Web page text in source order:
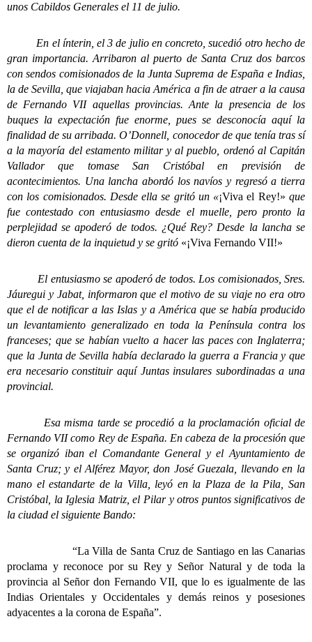
unos Cabildos Generales el 11 de julio.
En el ínterin, el 3 de julio en concreto, sucedió otro hecho de
gran importancia. Arribaron al puerto de Santa Cruz dos barcos
con sendos comisionados de la Junta Suprema de España e Indias,
la de Sevilla, que viajaban hacia América a fin de atraer a la causa
de Fernando VII aquellas provincias. Ante la presencia de los
buques la expectación fue enorme, pues se desconocía aquí la
finalidad de su arribada. O’Donnell, conocedor de que tenía tras sí
a la mayoría del estamento militar y al pueblo, ordenó al Capitán
Vallador que tomase San Cristóbal en previsión de
acontecimientos. Una lancha abordó los navíos y regresó a tierra
con los comisionados. Desde ella se gritó un «¡Viva el Rey!» que
fue contestado con entusiasmo desde el muelle, pero pronto la
perplejidad se apoderó de todos. ¿Qué Rey? Desde la lancha se
dieron cuenta de la inquietud y se gritó «¡Viva Fernando VII!»
El entusiasmo se apoderó de todos. Los comisionados, Sres.
Jáuregui y Jabat, informaron que el motivo de su viaje no era otro
que el de notificar a las Islas y a América que se había producido
un levantamiento generalizado en toda la Península contra los
franceses; que se habían vuelto a hacer las paces con Inglaterra;
que la Junta de Sevilla había declarado la guerra a Francia y que
era necesario constituir aquí Juntas insulares subordinadas a una
provincial.
Esa misma tarde se procedió a la proclamación oficial de
Fernando VII como Rey de España. En cabeza de la procesión que
se organizó iban el Comandante General y el Ayuntamiento de
Santa Cruz; y el Alférez Mayor, don José Guezala, llevando en la
mano el estandarte de la Villa, leyó en la Plaza de la Pila, San
Cristóbal, la Iglesia Matriz, el Pilar y otros puntos significativos de
la ciudad el siguiente Bando:
“La Villa de Santa Cruz de Santiago en las Canarias
proclama y reconoce por su Rey y Señor Natural y de toda la
provincia al Señor don Fernando VII, que lo es igualmente de las
Indias Orientales y Occidentales y demás reinos y posesiones
adyacentes a la corona de España”.